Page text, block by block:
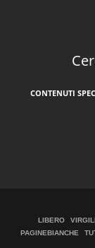
CONTENUTI
LIBERO
PAGINEBIANCHE